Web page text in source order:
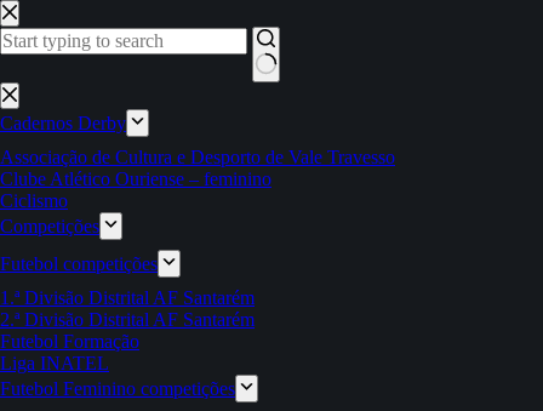
Pular
para
o
Sem
resultados
Cadernos Derby
Associação de Cultura e Desporto de Vale Travesso
Clube Atlético Ouriense – feminino
Ciclismo
Competições
Futebol competições
1.ª Divisão Distrital AF Santarém
2.ª Divisão Distrital AF Santarém
Futebol Formação
Liga INATEL
Futebol Feminino competições